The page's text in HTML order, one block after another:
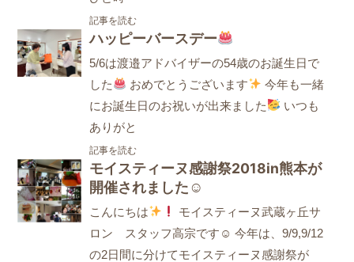
記事を読む
ハッピーバースデー
5/6は渡邉アドバイザーの54歳のお誕生日で
した
おめでとうございます
今年も一緒
にお誕生日のお祝いが出来ました
いつも
ありがと
記事を読む
モイスティーヌ感謝祭2018in熊本が
開催されました☺
こんにちは
モイスティーヌ武蔵ヶ丘サ
ロン スタッフ高宗です☺ 今年は、9/9,9/12
の2日間に分けてモイスティーヌ感謝祭が